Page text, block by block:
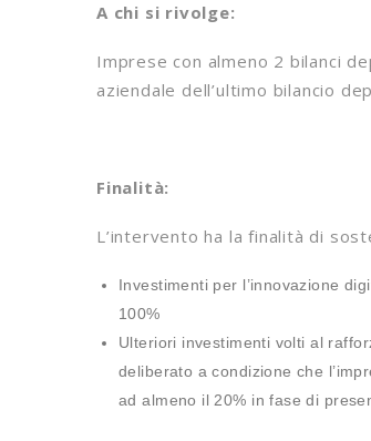
A chi si rivolge:
Imprese con almeno 2 bilanci
aziendale dell’ultimo bilancio
Finalità:
L’intervento ha la finalità di
Investimenti per l’innovazione
100%
Ulteriori investimenti volti al
deliberato a condizione che
ad almeno il 20% in fase di